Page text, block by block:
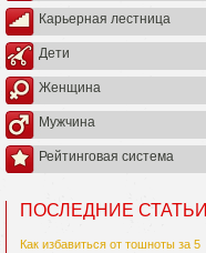
Карьерная лестница
Дети
Женщина
Мужчина
Рейтинговая система
ПОСЛЕДНИЕ СТАТЬИ
Как избавиться от тошноты за 5